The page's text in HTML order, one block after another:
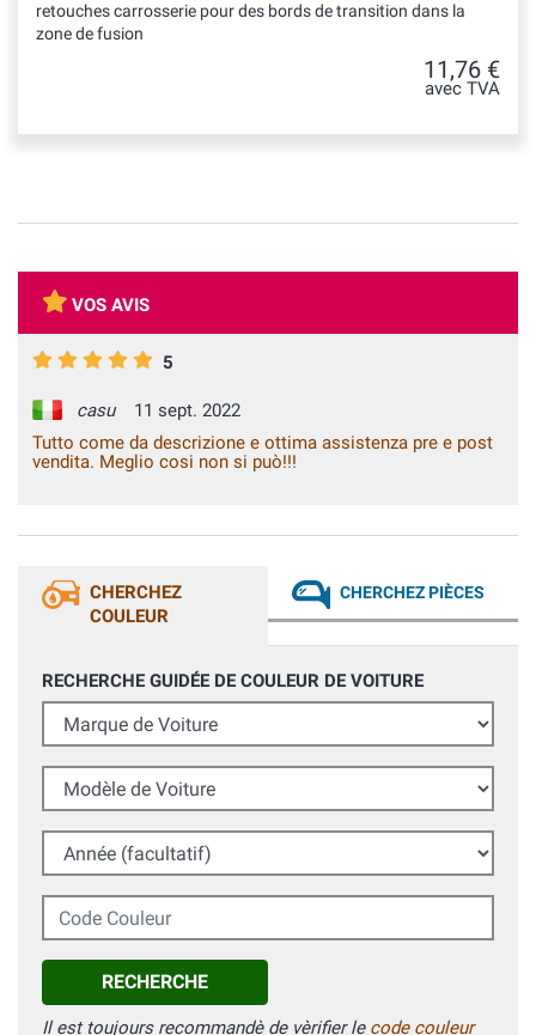
retouches carrosserie pour des bords de transition dans la
zone de fusion
11,76 €
avec TVA
VOS AVIS
5
casu
11 sept. 2022
Tutto come da descrizione e ottima assistenza pre e post
vendita. Meglio cosi non si può!!!
CHERCHEZ
COULEUR
CHERCHEZ PIÈCES
RECHERCHE GUIDÉE DE COULEUR DE VOITURE
Marque de Voiture
Modèle de Voiture
Année (facultatif)
Code Couleur
RECHERCHE
Il est toujours recommandè de vèrifier le code couleur